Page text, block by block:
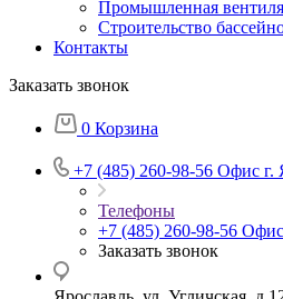
Промышленная
Строительство
Контакты
Заказать звонок
0 Корзина
+7 (485) 260-98-56 Офис г.
Телефоны
+7 (485) 260-98-56 Офис
Заказать звонок